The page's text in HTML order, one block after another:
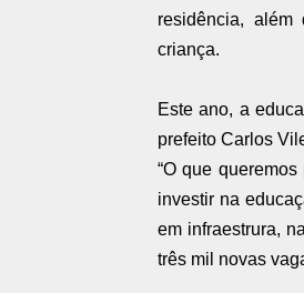
residência,
criança.
Este ano, a
prefeito Carlos
“O que
investir na
em infraestrura,
três mil novas